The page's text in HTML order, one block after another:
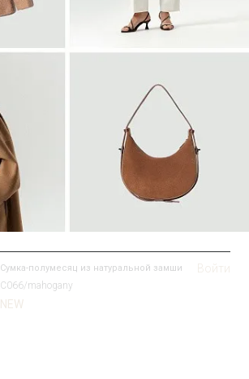
Сумка-полумесяц из натуральной замши
C066/mahogany
NEW
Войти